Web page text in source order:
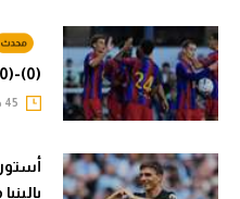
(0)-(0) نوتنجهام.. خطيرة لفورست